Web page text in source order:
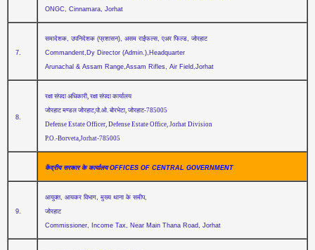
ONGC, Cinnamara, Jorhat
7.
समादेशक, उपनिदेशक (प्रशासन), असम राईफल्‍स, एअर फिल्‍ड, जोरहाट
Commandent,Dy Director (Admin.),Headquarter
Arunachal & Assam Range,Assam Rifles, Air Field,Jorhat
8.
रक्षा संपदा अधिकारी, रक्षा संपदा कार्यालय
जोरहाट मण्‍डल जोरहाट,पो.ओ. बोरभेटा, जोरहाट-785005
Defense Estate Officer, Defense Estate Office, Jorhat Division
P.O.-Borveta,Jorhat-785005
केंद्रीय सरकार के कार्यालय OFFICES OF CENTRAL GOVERNMENT
9.
आयुक्‍त, आयकर विभाग, मुख्‍य थाना के समीप,
जोरहाट
Commissioner, Income Tax, Near Main Thana Road, Jorhat